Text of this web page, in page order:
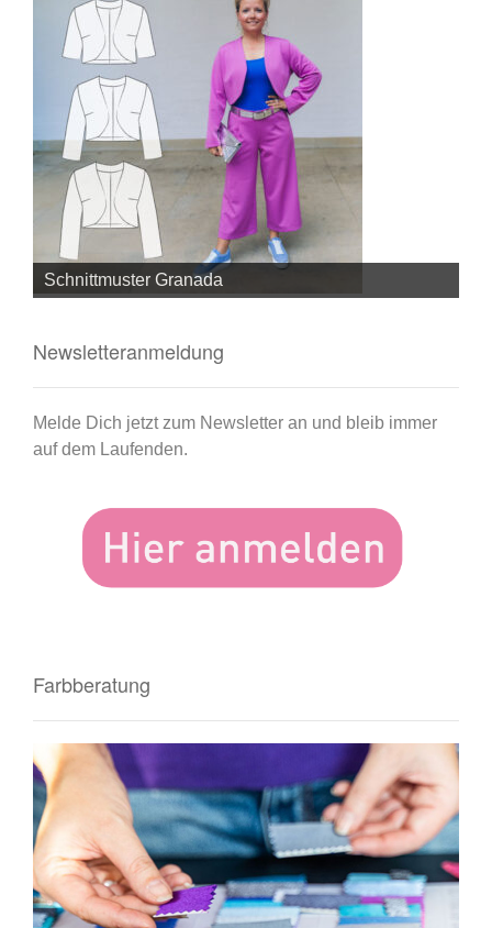
Schnittmuster Granada
Newsletteranmeldung
Melde Dich jetzt zum Newsletter an und bleib immer
auf dem Laufenden.
Farbberatung